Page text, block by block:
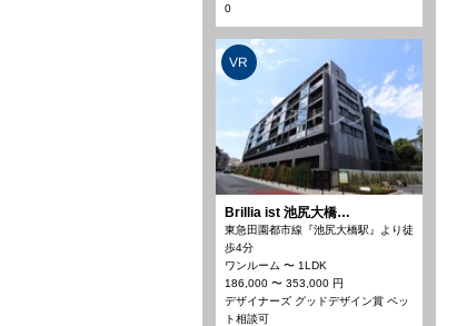
0
VR
Brillia ist 池尻大橋…
東急田園都市線『池尻大橋駅』より徒
歩4分
ワンルーム 〜 1LDK
186,000 〜 353,000 円
デザイナーズ グッドデザイン賞 ペッ
ト相談可